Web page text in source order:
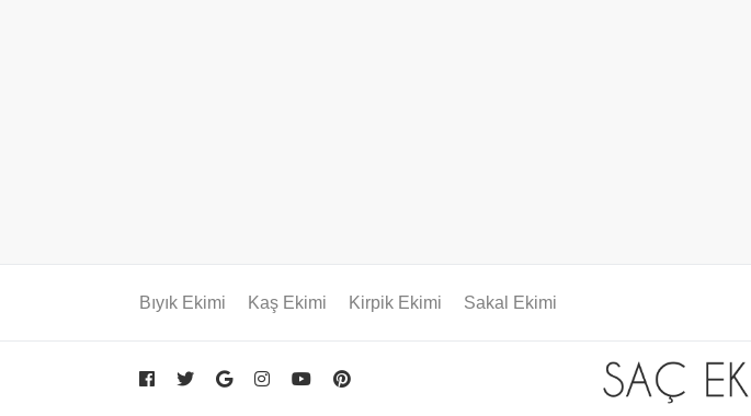
Bıyık Ekimi Kaş Ekimi Kirpik Ekimi Sakal Ekimi